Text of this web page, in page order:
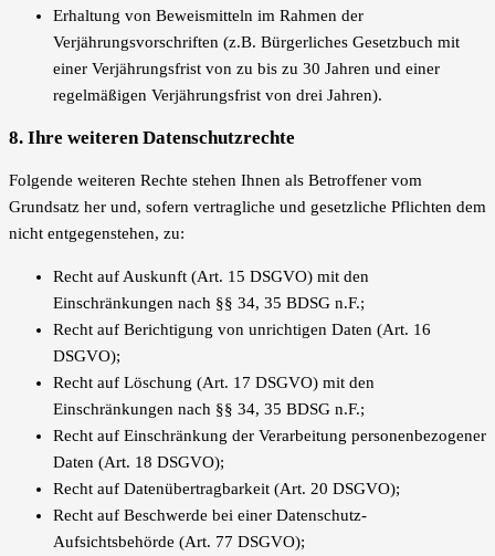
Erhaltung von Beweismitteln im Rahmen der
Verjährungsvorschriften (z.B. Bürgerliches Gesetzbuch mit
einer Verjährungsfrist von zu bis zu 30 Jahren und einer
regelmäßigen Verjährungsfrist von drei Jahren).
8. Ihre weiteren Datenschutzrechte
Folgende weiteren Rechte stehen Ihnen als Betroffener vom
Grundsatz her und, sofern vertragliche und gesetzliche Pflichten dem
nicht entgegenstehen, zu:
Recht auf Auskunft (Art. 15 DSGVO) mit den
Einschränkungen nach §§ 34, 35 BDSG n.F.;
Recht auf Berichtigung von unrichtigen Daten (Art. 16
DSGVO);
Recht auf Löschung (Art. 17 DSGVO) mit den
Einschränkungen nach §§ 34, 35 BDSG n.F.;
Recht auf Einschränkung der Verarbeitung personenbezogener
Daten (Art. 18 DSGVO);
Recht auf Datenübertragbarkeit (Art. 20 DSGVO);
Recht auf Beschwerde bei einer Datenschutz-
Aufsichtsbehörde (Art. 77 DSGVO);